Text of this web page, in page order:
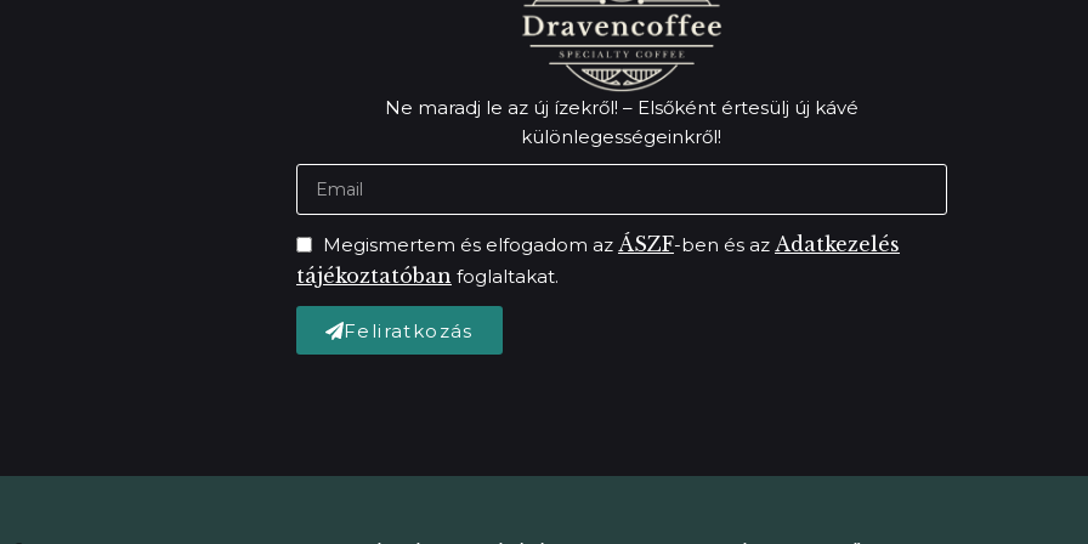
Ne maradj le az új ízekről! – Elsőként értesülj új kávé
különlegességeinkről!
Megismertem és elfogadom az ÁSZF-ben és az Adatkezelés
tájékoztatóban foglaltakat.
Feliratkozás